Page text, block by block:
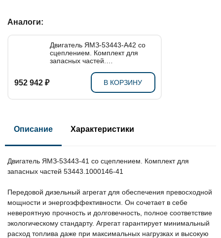
Аналоги:
Двигатель ЯМЗ-53443-А42 со
сцеплением. Комплект для
запасных частей.
952 942 ₽ В КОРЗИНУ
Описание Характеристики
Двигатель ЯМЗ-53443-41 со сцеплением. Комплект для
запасных частей 53443.1000146-41
Передовой дизельный агрегат для обеспечения превосходной
мощности и энергоэффективности. Он сочетает в себе
невероятную прочность и долговечность, полное соответствие
экологическому стандарту. Агрегат гарантирует минимальный
расход топлива даже при максимальных нагрузках и высокую